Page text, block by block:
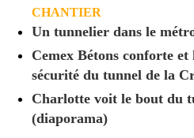
CHANTIER
Un tunnelier dans le
Cemex Bétons conforte
sécurité du tunnel de la
Charlotte voit le bout du
(diaporama)